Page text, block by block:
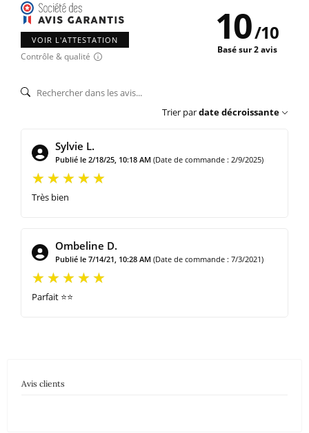
VOIR L'ATTESTATION
Contrôle & qualité
10/10
Basé sur 2 avis
Trier pardate décroissante
Sylvie L.
Publié le 2/18/25, 10:18 AM (Date de commande : 2/9/2025)
Très bien
Ombeline D.
Publié le 7/14/21, 10:28 AM (Date de commande : 7/3/2021)
Parfait ⭐️⭐️
Avis clients